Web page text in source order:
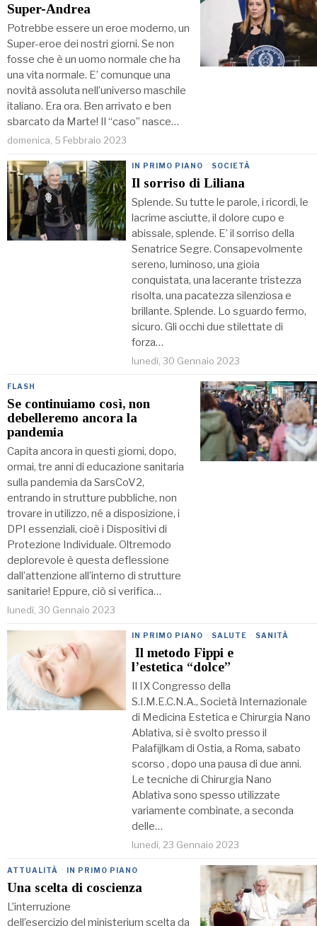
Super-Andrea
Potrebbe essere un eroe moderno, un
Super-eroe dei nostri giorni. Se non
fosse che è un uomo normale che ha
una vita normale. E’ comunque una
novità assoluta nell’universo maschile
italiano. Era ora. Ben arrivato e ben
sbarcato da Marte! Il “caso” nasce…
domenica, 5 Febbraio 2023
IN PRIMO PIANO · SOCIETÀ
Il sorriso di Liliana
Splende. Su tutte le parole, i ricordi, le
lacrime asciutte, il dolore cupo e
abissale, splende. E’ il sorriso della
Senatrice Segre. Consapevolmente
sereno, luminoso, una gioia
conquistata, una lacerante tristezza
risolta, una pacatezza silenziosa e
brillante. Splende. Lo sguardo fermo,
sicuro. Gli occhi due stilettate di
forza…
lunedì, 30 Gennaio 2023
FLASH
Se continuiamo così, non
debelleremo ancora la
pandemia
Capita ancora in questi giorni, dopo,
ormai, tre anni di educazione sanitaria
sulla pandemia da SarsCoV2,
entrando in strutture pubbliche, non
trovare in utilizzo, né a disposizione, i
DPI essenziali, cioè i Dispositivi di
Protezione Individuale. Oltremodo
deplorevole è questa deflessione
dall’attenzione all’interno di strutture
sanitarie! Eppure, ciò si verifica…
lunedì, 30 Gennaio 2023
IN PRIMO PIANO · SALUTE · SANITÀ
Il metodo Fippi e
l’estetica “dolce”
Il IX Congresso della
S.I.M.E.C.N.A., Società Internazionale
di Medicina Estetica e Chirurgia Nano
Ablativa, si è svolto presso il
Palafijlkam di Ostia, a Roma, sabato
scorso , dopo una pausa di due anni.
Le tecniche di Chirurgia Nano
Ablativa sono spesso utilizzate
variamente combinate, a seconda
delle…
lunedì, 23 Gennaio 2023
ATTUALITÀ · IN PRIMO PIANO
Una scelta di coscienza
L’interruzione
dell’esercizio del ministerium scelta da